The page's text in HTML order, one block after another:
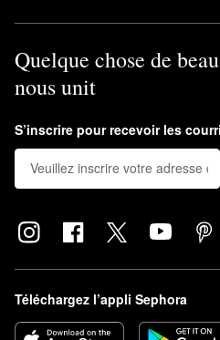
Quelque chose de beau
nous unit
S’inscrire pour recevoir les
Téléchargez l’appli Sephora